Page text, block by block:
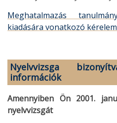
Meghatalmazás
kiadására vonatkozó
Nyelvvizsga
információk
Amennyiben Ön 2001.
nyelvvizsgát